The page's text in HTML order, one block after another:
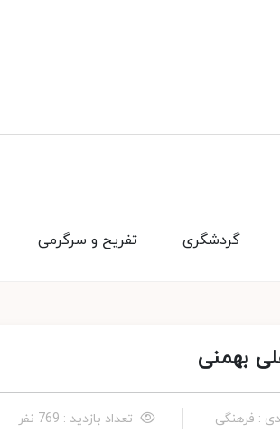
تفریح و سرگرمی گردشگری
بهمنی
: فرهنگی تعداد بازدید : 769 نفر